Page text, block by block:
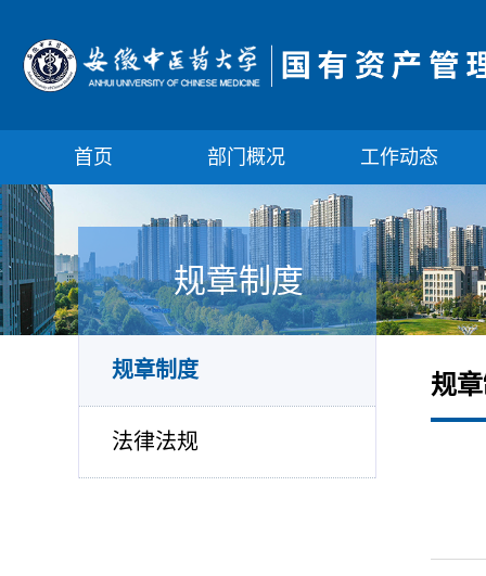
首页 部门概况 工作动态
规章制度
规章制度
法律法规
规